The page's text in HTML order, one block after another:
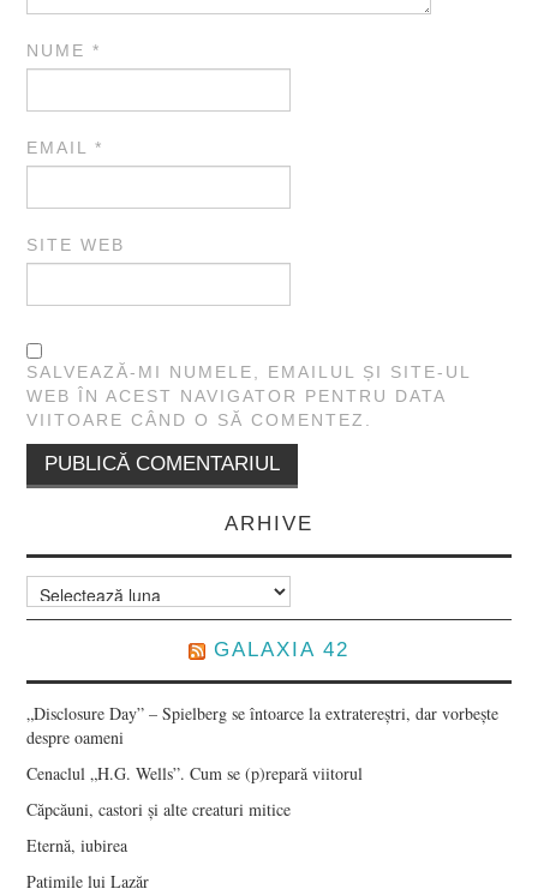
NUME*
EMAIL*
SITE WEB
SALVEAZĂ-MI NUMELE, EMAILUL ȘI SITE-UL
WEB ÎN ACEST NAVIGATOR PENTRU DATA
VIITOARE CÂND O SĂ COMENTEZ.
ARHIVE
Arhive
GALAXIA 42
„Disclosure Day” – Spielberg se întoarce la extratereștri, dar vorbește
despre oameni
Cenaclul „H.G. Wells”. Cum se (p)repară viitorul
Căpcăuni, castori și alte creaturi mitice
Eternă, iubirea
Patimile lui Lazăr